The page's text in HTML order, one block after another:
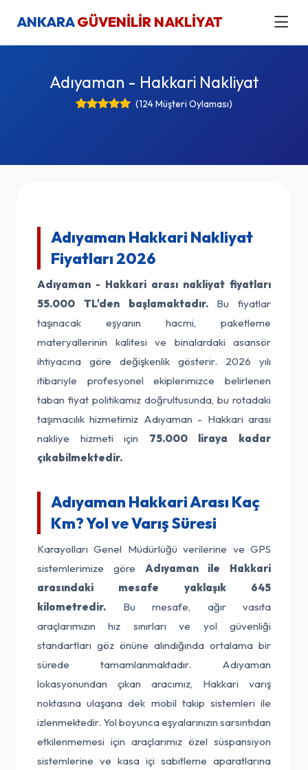
ANKARAGÜVENİLİR NAKLİYAT
Adıyaman - Hakkari Nakliyat
(124 Müşteri Oylaması)
Adıyaman Hakkari Nakliyat
Fiyatları 2026
Adıyaman - Hakkari arası nakliyat fiyatları
55.000 TL'den başlamaktadır.Bu fiyatlar
taşınacak eşyanın hacmi, paketleme
materyallerinin kalitesi ve binalardaki asansör
ihtiyacına göre değişkenlik gösterir. 2026 yılı
itibariyle profesyonel ekiplerimizce belirlenen
taban fiyat politikamız doğrultusunda, bu rotadaki
taşımacılık hizmetimiz Adıyaman - Hakkari arası
nakliye hizmeti için 75.000 liraya kadar
çıkabilmektedir.
Adıyaman Hakkari Arası Kaç
Km? Yol ve Varış Süresi
Karayolları Genel Müdürlüğü verilerine ve GPS
sistemlerimize göre Adıyaman ile Hakkari
arasındaki mesafe yaklaşık 645
kilometredir. Bu mesafe, ağır vasıta
araçlarımızın hız sınırları ve yol güvenliği
standartları göz önüne alındığında ortalama bir
sürede tamamlanmaktadır. Adıyaman
lokasyonundan çıkan aracımız, Hakkari varış
noktasına ulaşana dek mobil takip sistemleri ile
izlenmektedir. Yol boyunca eşyalarınızın sarsıntıdan
etkilenmemesi için araçlarımız özel süspansiyon
sistemlerine ve kasa içi sabitleme aparatlarına